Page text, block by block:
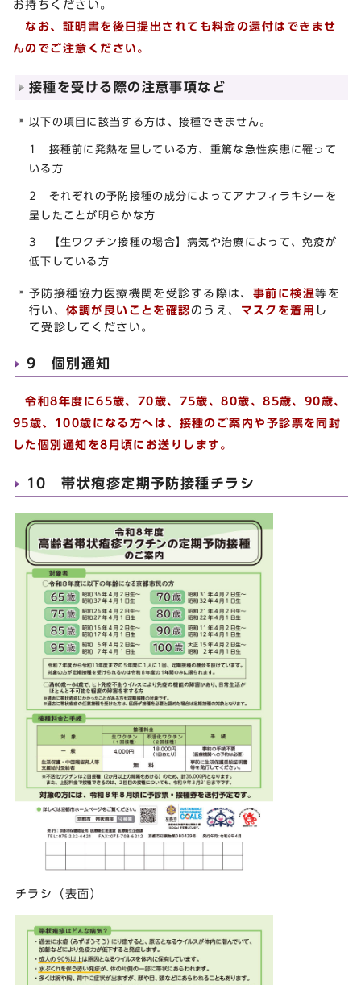
お持ちください。
なお、証明書を後日提出されても料金の還付はできませ
んのでご注意ください。
接種を受ける際の注意事項など
以下の項目に該当する方は、接種できません。
1 接種前に発熱を呈している方、重篤な急性疾患に罹って
いる方
2 それぞれの予防接種の成分によってアナフィラキシーを
呈したことが明らかな方
3 【生ワクチン接種の場合】病気や治療によって、免疫が
低下している方
予防接種協力医療機関を受診する際は、 事前に検温等を
行い、体調が良いことを確認 のうえ、 マスクを着用 し
て受診してください。
9 個別通知
令和8年度に65歳、70歳、75歳、80歳、85歳、90歳、
95歳、100歳になる方へは、接種のご案内や予診票を同封
した個別通知を8月頃にお送りします。
10 帯状疱疹定期予防接種チラシ
チラシ（表面）